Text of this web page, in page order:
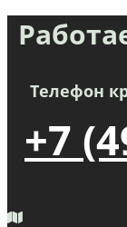
Телефон
+7